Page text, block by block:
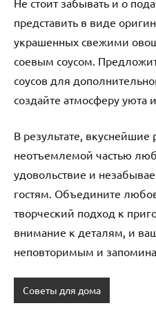
представить в виде
украшенных свежими
соевым соусом.
соусов для
создайте атмосферу уюта
В результате, вкуснейшие
неотъемлемой частью
удовольствие и
гостям. Объедините
творческий подход к
внимание к деталям, и
неповторимым и
Советы для дома